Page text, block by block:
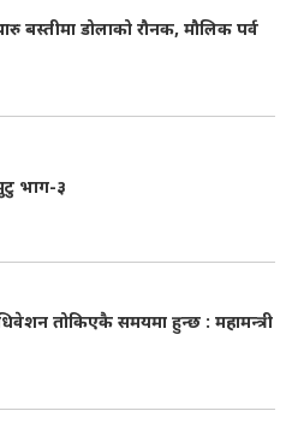
बस्तीमा डोलाको रौनक, मौलिक पर्व
भाग-३
तोकिएकै समयमा हुन्छ : महामन्त्री